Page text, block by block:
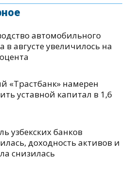
автомобильного
в августе увеличилось на
«Трастбанк» намерен
уставной капитал в 1,6
узбекских банков
доходность активов и
снизилась